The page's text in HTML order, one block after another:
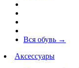
Вся обувь →
Аксессуары